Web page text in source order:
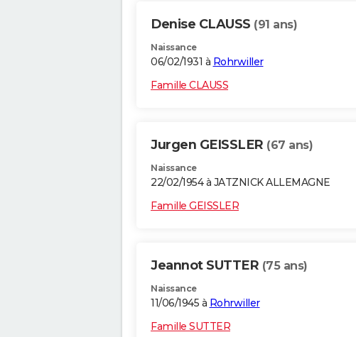
Denise CLAUSS (91 ans)
Naissance
06/02/1931 à Rohrwiller
Famille CLAUSS
Jurgen GEISSLER (67 ans)
Naissance
22/02/1954 à JATZNICK ALLEMAGNE
Famille GEISSLER
Jeannot SUTTER (75 ans)
Naissance
11/06/1945 à Rohrwiller
Famille SUTTER